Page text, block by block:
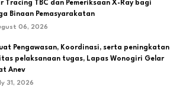
Tracing TBC dan Pemeriksaan X-Ray bagi
Binaan Pemasyarakatan
06, 2026
Pengawasan, Koordinasi, serta peningkatan
pelaksanaan tugas, Lapas Wonogiri Gelar
Anev
31, 2026